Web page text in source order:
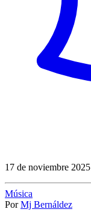
17 de noviembre 2025
Música
Por Mj Bernáldez